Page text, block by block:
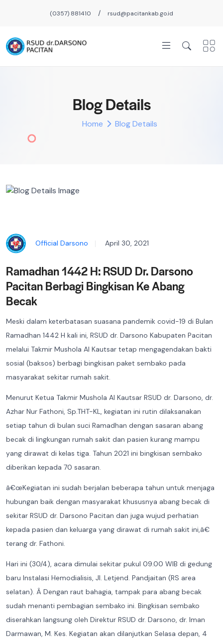
(0357) 881410 / rsud@pacitankab.go.id
Blog Details
Home Blog Details
Official Darsono April 30, 2021
Ramadhan 1442 H: RSUD Dr. Darsono
Pacitan Berbagi Bingkisan Ke Abang
Becak
Meski dalam keterbatasan suasana pandemik covid-19 di Bulan
Ramadhan 1442 H kali ini, RSUD dr. Darsono Kabupaten Pacitan
melalui Takmir Mushola Al Kautsar tetap mengagendakan bakti
sosial (baksos) berbagi bingkisan paket sembako pada
masyarakat sekitar rumah sakit.
Menurut Ketua Takmir Mushola Al Kautsar RSUD dr. Darsono, dr.
Azhar Nur Fathoni, Sp.THT-KL, kegiatan ini rutin dilaksanakan
setiap tahun di bulan suci Ramadhan dengan sasaran abang
becak di lingkungan rumah sakit dan pasien kurang mampu
yang dirawat di kelas tiga. Tahun 2021 ini bingkisan sembako
diberikan kepada 70 sasaran.
â€œKegiatan ini sudah berjalan beberapa tahun untuk menjaga
hubungan baik dengan masyarakat khususnya abang becak di
sekitar RSUD dr. Darsono Pacitan dan juga wujud perhatian
kepada pasien dan keluarga yang dirawat di rumah sakit ini,â€
terang dr. Fathoni.
Hari ini (30/4), acara dimulai sekitar pukul 09.00 WIB di gedung
baru Instalasi Hemodialisis, Jl. Letjend. Pandjaitan (RS area
selatan). Â Dengan raut bahagia, tampak para abang becak
sudah menanti pembagian sembako ini. Bingkisan sembako
diserahkan langsung oleh Direktur RSUD dr. Darsono, dr. Iman
Darmawan, M. Kes. Kegiatan akan dilanjutkan Selasa depan, 4